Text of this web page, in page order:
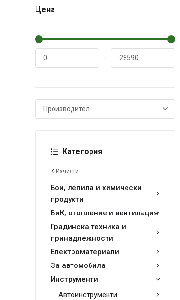
Цена
-
Категория
Изчисти
Бои, лепила и химически
продукти
ВиК, отопление и вентилация
Градинска техника и
принадлежности
Електроматериали
За автомобила
Инструменти
Автоинструменти